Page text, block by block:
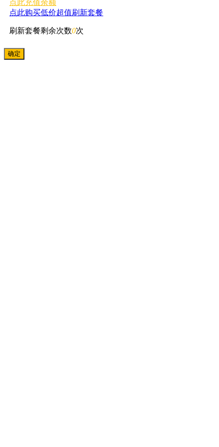
点此充值余额
点此购买低价超值刷新套餐
刷新套餐剩余次数0次